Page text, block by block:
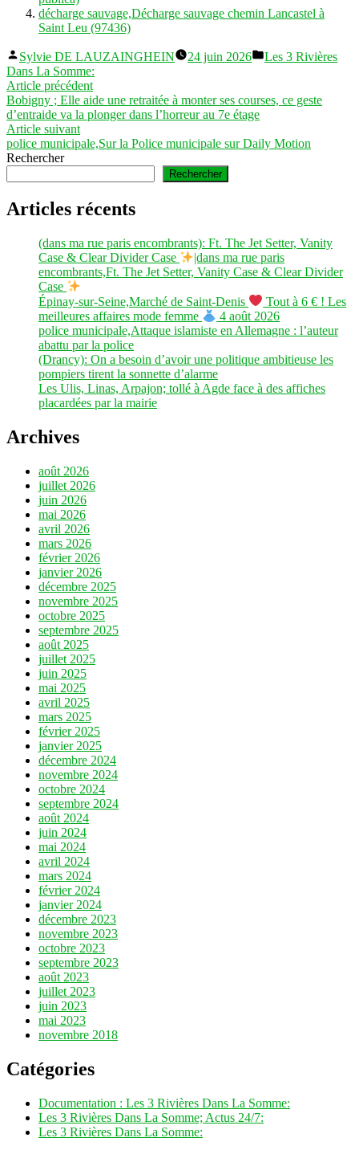
décharge sauvage,Décharge sauvage chemin Lancastel à
Saint Leu (97436)
Publié
par
Sylvie DE LAUZAINGHEIN 24 juin 2026
Publié
Les 3 Rivières
Dans La Somme:
Navigation
de
l’article
Article précédentArticle
précédent :
Bobigny ; Elle aide une retraitée à monter ses courses, ce geste
d’entraide va la plonger dans l’horreur au 7e étage
Article suivantArticle
suivant :
police municipale,Sur la Police municipale sur Daily Motion
Rechercher
Rechercher
Articles récents
(dans ma rue paris encombrants): Ft. The Jet Setter, Vanity
Case & Clear Divider Case
|dans ma rue paris
encombrants,Ft. The Jet Setter, Vanity Case & Clear Divider
Case
Épinay-sur-Seine,Marché de Saint-Denis
Tout à 6 € ! Les
meilleures affaires mode femme
4 août 2026
police municipale,Attaque islamiste en Allemagne : l’auteur
abattu par la police
(Drancy): On a besoin d’avoir une politique ambitieuse les
pompiers tirent la sonnette d’alarme
Les Ulis, Linas, Arpajon; tollé à Agde face à des affiches
placardées par la mairie
Archives
août 2026
juillet 2026
juin 2026
mai 2026
avril 2026
mars 2026
février 2026
janvier 2026
décembre 2025
novembre 2025
octobre 2025
septembre 2025
août 2025
juillet 2025
juin 2025
mai 2025
avril 2025
mars 2025
février 2025
janvier 2025
décembre 2024
novembre 2024
octobre 2024
septembre 2024
août 2024
juin 2024
mai 2024
avril 2024
mars 2024
février 2024
janvier 2024
décembre 2023
novembre 2023
octobre 2023
septembre 2023
août 2023
juillet 2023
juin 2023
mai 2023
novembre 2018
Catégories
Documentation : Les 3 Rivières Dans La Somme:
Les 3 Rivières Dans La Somme; Actus 24/7:
Les 3 Rivières Dans La Somme: